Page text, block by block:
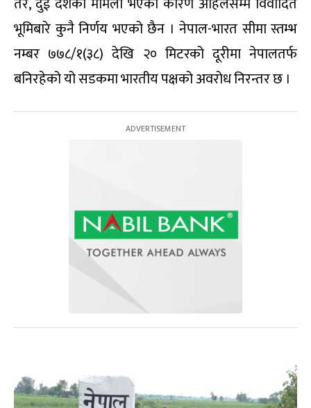
भूमिबारे कुनै निर्णय भएको छैन । नेपाल-भारत सीमा स्तम्भ
नम्बर ७७८/१(३८) देखि २० मिटरको दूरीमा नेपालतर्फ
बनिरहेको यो सडकमा भारतीय पक्षको अवरोध निरन्तर छ ।